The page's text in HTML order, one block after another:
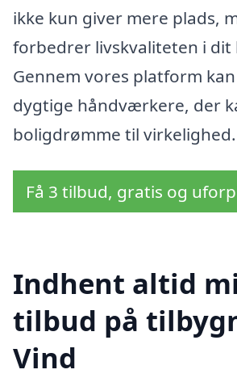
ikke kun giver mere plads,
forbedrer livskvaliteten i dit
Gennem vores platform
dygtige håndværkere, der
boligdrømme til virkelighed.
Få 3 tilbud, gratis og
Indhent altid
tilbud på
Vind